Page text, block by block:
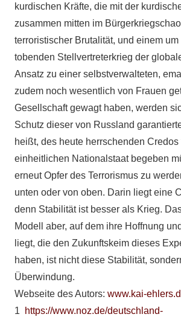
kurdischen Kräfte, die mit der
zusammen mitten im
terroristischer Brutalität, und einem
tobenden Stellvertreterkrieg der
Ansatz zu einer selbstverwalteten,
zudem noch wesentlich von Frauen
Gesellschaft gewagt haben, werden
Schutz dieser von Russland
heißt, des heute herrschenden Credos
einheitlichen Nationalstaat begeben
erneut Opfer des Terrorismus zu
unten oder von oben. Darin liegt eine
denn Stabilität ist besser als Krieg.
Modell aber, auf dem ihre Hoffnung
liegt, die den Zukunftskeim dieses
haben, ist nicht diese Stabilität,
Überwindung.
Webseite des Autors: www.kai-
1 https://www.noz.de/deutschland-